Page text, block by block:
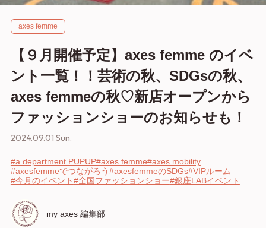
axes femme
【９月開催予定】axes femme のイベ
ント一覧！！芸術の秋、SDGsの秋、
axes femmeの秋♡新店オープンから
ファッションショーのお知らせも！
2024.09.01 Sun.
#a.department PUPUP#axes femme#axes mobility
#axesfemmeでつながろう#axesfemmeのSDGs#VIPルーム
#今月のイベント#全国ファッションショー#銀座LABイベント
my axes 編集部